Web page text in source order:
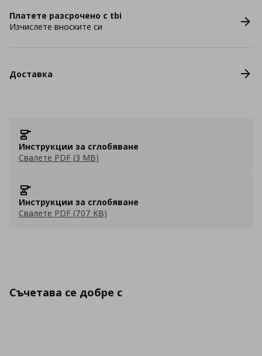
Платете разсрочено с tbi
Изчислете вноските си
Доставка
Инструкции за сглобяване
Свалете PDF (3 MB)
Инструкции за сглобяване
Свалете PDF (707 KB)
Съчетава се добре с